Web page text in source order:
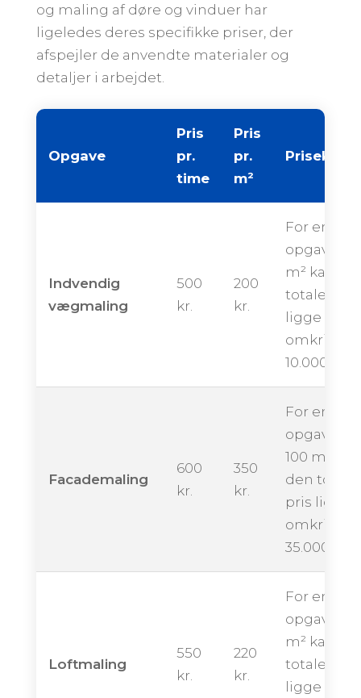
og maling af døre og vinduer har
ligeledes deres specifikke priser, der
afspejler de anvendte materialer og
detaljer i arbejdet.
Opgave
Pris
pr.
time
Pris
pr.
m²
Indvendig
vægmaling
500
kr.
200
kr.
For en
opgave på
m² kan
totale pris
ligge
omkring
10.000
Facademaling
600
kr.
350
kr.
For en
opgave på
100 m² kan
den totale
pris ligge
omkring
35.000
Loftmaling
550
kr.
220
kr.
For en
opgave på
m² kan
totale pris
ligge